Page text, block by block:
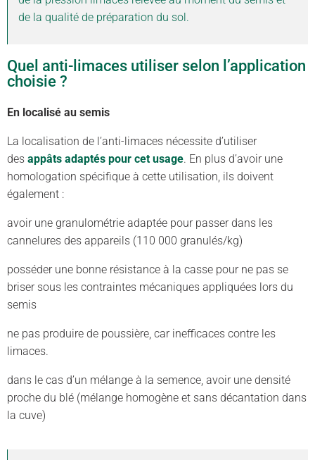
de la qualité de préparation du sol.
Quel anti-limaces utiliser selon l’application
choisie ?
En localisé au semis
La localisation de l’anti-limaces nécessite d’utiliser
des appâts adaptés pour cet usage. En plus d’avoir une
homologation spécifique à cette utilisation, ils doivent
également :
avoir une granulométrie adaptée pour passer dans les
cannelures des appareils (110 000 granulés/kg)
posséder une bonne résistance à la casse pour ne pas se
briser sous les contraintes mécaniques appliquées lors du
semis
ne pas produire de poussière, car inefficaces contre les
limaces.
dans le cas d’un mélange à la semence, avoir une densité
proche du blé (mélange homogène et sans décantation dans
la cuve)